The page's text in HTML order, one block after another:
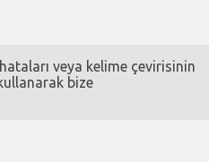
veya kelime çevirisinin
bize